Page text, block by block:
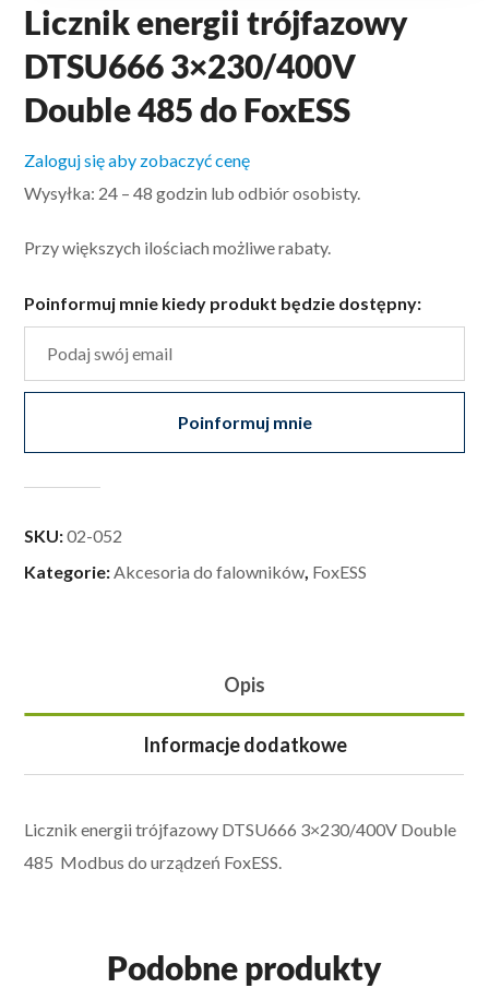
Licznik energii trójfazowy
DTSU666 3×230/400V
Double 485 do FoxESS
Zaloguj się aby zobaczyć cenę
Wysyłka: 24 – 48 godzin lub odbiór osobisty.
Przy większych ilościach możliwe rabaty.
Poinformuj mnie kiedy produkt będzie dostępny:
Poinformuj mnie
SKU:02-052
Kategorie: Akcesoria do falowników FoxESS
Opis
Informacje dodatkowe
Licznik energii trójfazowy DTSU666 3×230/400V Double
485 Modbus do urządzeń FoxESS.
Podobne produkty